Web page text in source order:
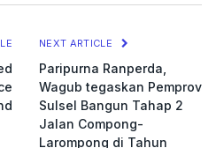
NEXT ARTICLE
Paripurna Ranperda,
Wagub tegaskan Pemprov
Sulsel Bangun Tahap 2
Jalan Compong-
Larompong di Tahun